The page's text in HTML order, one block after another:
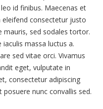
id finibus. Maecenas et
consectetur justo
mauris, sed sodales tortor.
massa luctus a.
sed vitae orci. Vivamus
eget, vulputate in
consectetur adipiscing
nunc convallis sed.